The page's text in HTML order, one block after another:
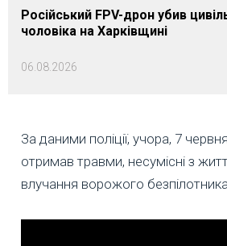
Російський FPV-дрон убив
чоловіка на Харківщині
06.08.2026
За даними поліції, учора, 7
отримав травми, несумісні з
влучання ворожого